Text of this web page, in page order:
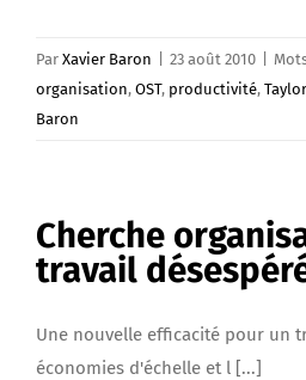
Par Xavier Baron 23 août 2010
organisation, OST, productivité, Taylor
Baron
Cherche
travail
Une nouvelle efficacité pour un
économies d'échelle et l [...]